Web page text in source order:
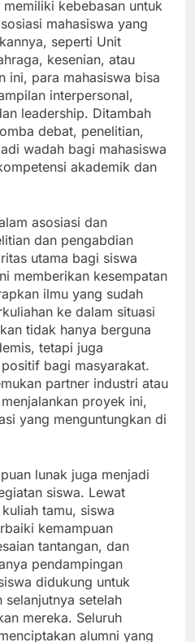
kebebasan untuk
mahasiswa yang
seperti Unit
kesenian, atau
ini, para mahasiswa bisa
interpersonal,
leadership. Ditambah
debat, penelitian,
wadah bagi mahasiswa
akademik dan
asosiasi dan
dan pengabdian
utama bagi siswa
memberikan kesempatan
ilmu yang sudah
ke dalam situasi
tidak hanya berguna
tetapi juga
bagi masyarakat.
partner industri atau
proyek ini,
yang menguntungkan di
lunak juga menjadi
siswa. Lewat
tamu, siswa
kemampuan
tantangan, dan
pendampingan
didukung untuk
selanjutnya setelah
mereka. Seluruh
alumni yang